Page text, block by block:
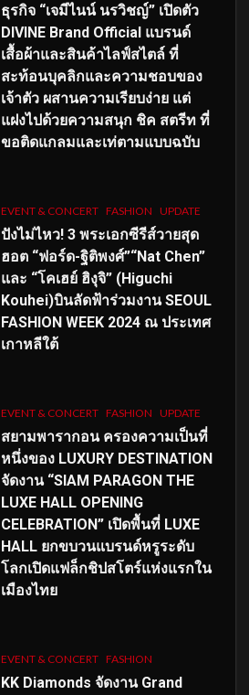
ธุรกิจ “เจมีไนน์ นรวิชญ์” เปิดตัว
DIVINE Brand Official แบรนด์
เสื้อผ้าและสินค้าไลฟ์สไตล์ ที่
สะท้อนบุคลิกและความชอบของ
เจ้าตัว ผสานความเรียบง่าย แต่
แฝงไปด้วยความสนุก ชิค สตรีท ที่
ขอติดแกลมและเท่ตามแบบฉบับ
EVENT & CONCERT FASHION UPDATE
ปังไม่ไหว! 3 พระเอกซีรีส์วายสุด
ฮอต “ฟอร์ด-ฐิติพงศ์”“Nat Chen”
และ “โคเฮย์ ฮิงุจิ” (Higuchi
Kouhei)บินลัดฟ้าร่วมงาน SEOUL
FASHION WEEK 2024 ณ ประเทศ
เกาหลีใต้
EVENT & CONCERT FASHION UPDATE
สยามพารากอน ครองความเป็นที่
หนึ่งของ LUXURY DESTINATION
จัดงาน “SIAM PARAGON THE
LUXE HALL OPENING
CELEBRATION” เปิดพื้นที่ LUXE
HALL ยกขบวนแบรนด์หรูระดับ
โลกเปิดแฟล็กชิปสโตร์แห่งแรกใน
เมืองไทย
EVENT & CONCERT FASHION
KK Diamonds จัดงาน Grand